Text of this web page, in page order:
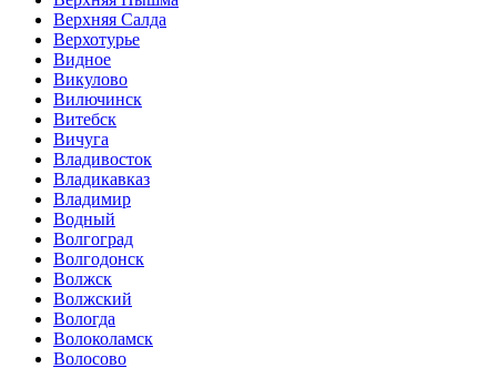
Верхняя Салда
Верхотурье
Видное
Викулово
Вилючинск
Витебск
Вичуга
Владивосток
Владикавказ
Владимир
Водный
Волгоград
Волгодонск
Волжск
Волжский
Вологда
Волоколамск
Волосово